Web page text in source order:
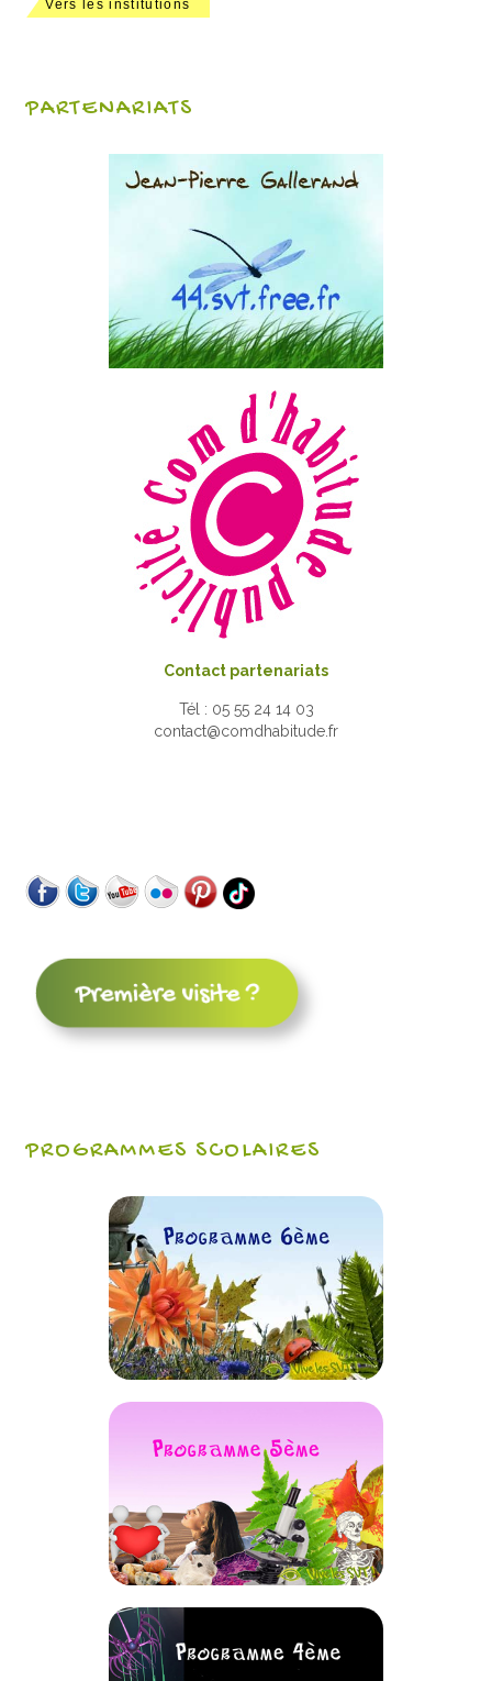
Vers les institutions
PARTENARIATS
Contact partenariats
Tél : 05 55 24 14 03
contact@comdhabitude.fr
PROGRAMMES SCOLAIRES